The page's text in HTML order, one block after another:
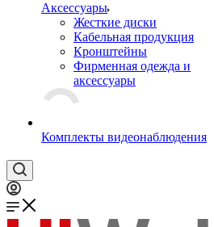
Аксессуары
Жесткие диски
Кабельная продукция
Кронштейны
Фирменная одежда и
аксессуары
Комплекты видеонаблюдения